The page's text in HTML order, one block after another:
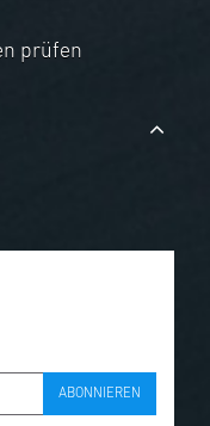
prüfen
ABONNIEREN